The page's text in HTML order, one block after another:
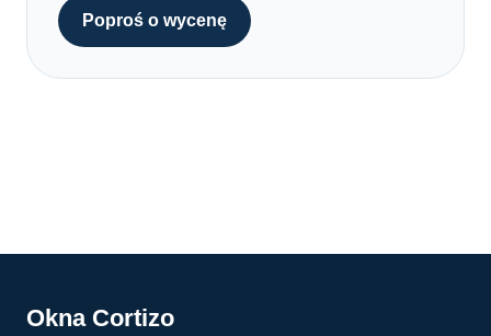
Poproś o wycenę
Okna Cortizo